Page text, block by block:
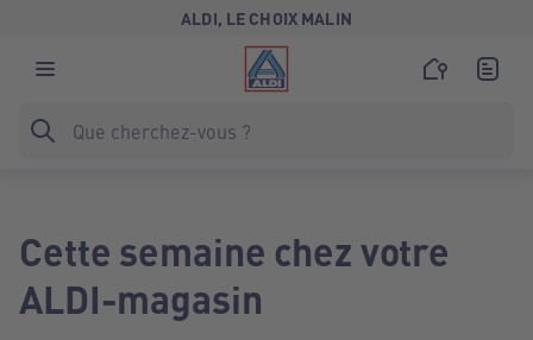
ALDI, LE CHOIX MALIN
Cette semaine chez votre
ALDI-magasin